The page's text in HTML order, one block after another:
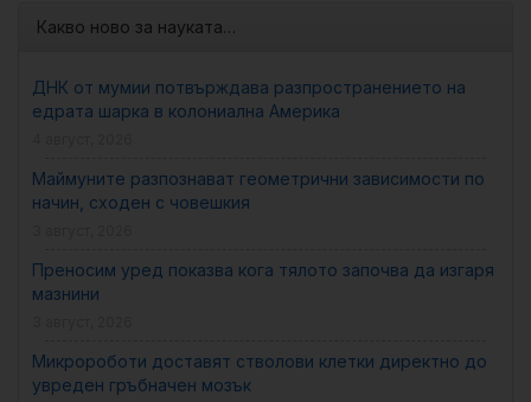
Какво ново за науката…
ДНК от мумии потвърждава разпространението на
едрата шарка в колониална Америка
Маймуните разпознават геометрични зависимости по
начин, сходен с човешкия
Преносим уред показва кога тялото започва да изгаря
мазнини
Микророботи доставят стволови клетки директно до
увреден гръбначен мозък